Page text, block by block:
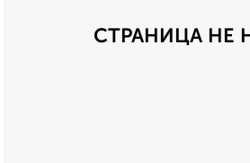
СТРАНИЦА НЕ